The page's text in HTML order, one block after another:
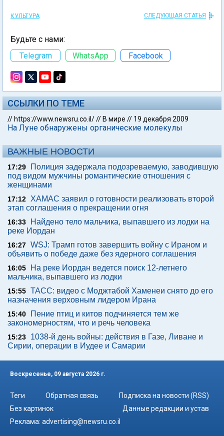
КУЛЬТУРА СЛЕДУЮЩАЯ СТАТЬЯ
Будьте с нами:
Telegram
WhatsApp Facebook
ССЫЛКИ ПО ТЕМЕ
// https://www.newsru.co.il/// В мире // 19 декабря 2009
На Луне обнаружены органические молекулы
ВАЖНЫЕ НОВОСТИ
17:29
Полиция задержала подозреваемую, заводившую
под видом мужчины романтические отношения с
женщинами
17:12
ХАМАС заявил о готовности реализовать второй
этап соглашения о прекращении огня
16:33
Найдено тело мальчика, выпавшего из лодки на
реке Иордан
16:27 WSJ: Трамп готов завершить войну с Ираном и
объявить о победе даже без ядерного соглашения
16:05
На реке Иордан ведется поиск 12-летнего
мальчика, выпавшего из лодки
15:55 ТАСС: видео с Моджтабой Хаменеи снято до его
назначения верховным лидером Ирана
15:40
Пение птиц и китов подчиняется тем же
закономерностям, что и речь человека
15:23
1038-й день войны: действия в Газе, Ливане и
Сирии, операции в Иудее и Самарии
Воскресенье, 09 августа 2026 г.
Теги Обратная связь
Подписка на новости (RSS)
Без картинок
Данные редакции и устав
Реклама: advertising@newsru.co.il